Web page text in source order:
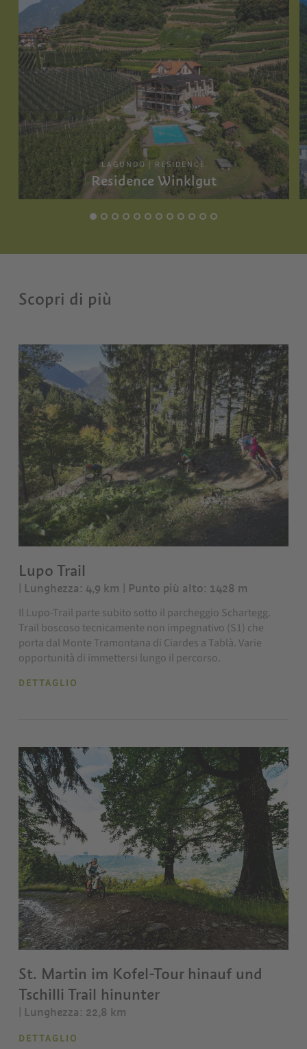
LAGUNDO | RESIDENCE
Residence Winklgut
Scopri di più
Lupo Trail
| Lunghezza: 4,9 km | Punto più alto: 1428 m
Il Lupo-Trail parte subito sotto il parcheggio Schartegg.
Trail boscoso tecnicamente non impegnativo (S1) che
porta dal Monte Tramontana di Ciardes a Tablà. Varie
opportunità di immettersi lungo il percorso.
DETTAGLIO
St. Martin im Kofel-Tour hinauf und
Tschilli Trail hinunter
| Lunghezza: 22,8 km
DETTAGLIO